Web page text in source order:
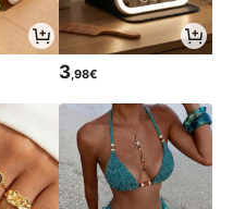
3,98€